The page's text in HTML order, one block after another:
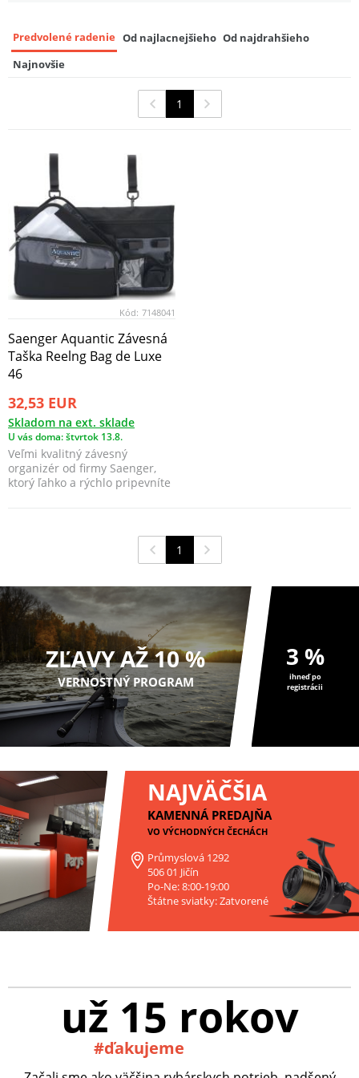
112,00 EUR
Predvolené radenie Od najlacnejšieho Od najdrahšieho
Najnovšie
1
Kód: 7148041
Saenger Aquantic Závesná
Taška Reelng Bag de Luxe
46
32,53 EUR
Skladom na ext. sklade
U vás doma: štvrtok 13.8.
Veľmi kvalitný závesný
organizér od firmy Saenger,
ktorý ľahko a rýchlo pripevníte
1
ZĽAVY AŽ 10 %
VERNOSTNÝ PROGRAM
3 %
ihneď po
registrácii
NAJVÄČŠIA
KAMENNÁ PREDAJŇA
VO VÝCHODNÝCH ČECHÁCH
Průmyslová 1292
506 01 Jičín
Po-Ne: 8:00-19:00
Štátne sviatky: Zatvorené
už 15 rokov
#ďakujeme